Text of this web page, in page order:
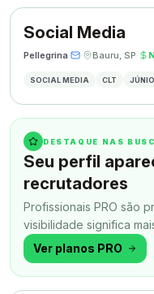
Social Media
Pellegrina· · Bauru, SP·
SOCIAL MEDIA CLT
DESTAQUE NAS
Seu perfil
recrutadores
Profissionais PRO são
visibilidade significa
todo momento.
Ver planos PRO